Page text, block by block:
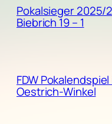
Pokalsieger 2025/
Biebrich 19 – 1
FDW Pokalendspiel
Oestrich-Winkel